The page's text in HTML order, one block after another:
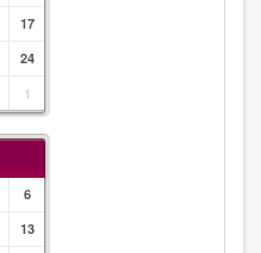
17
24
1
6
13